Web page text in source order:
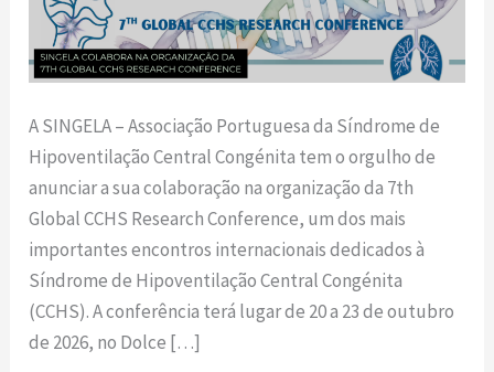
A SINGELA – Associação Portuguesa da Síndrome de
Hipoventilação Central Congénita tem o orgulho de
anunciar a sua colaboração na organização da 7th
Global CCHS Research Conference, um dos mais
importantes encontros internacionais dedicados à
Síndrome de Hipoventilação Central Congénita
(CCHS). A conferência terá lugar de 20 a 23 de outubro
de 2026, no Dolce […]
colabora
na
organização
7th
Global
CCHS
Research
Conference